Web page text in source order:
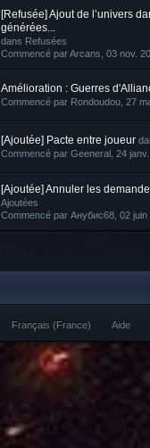
[Refusée] Ajout de l’univers
générées...
dans Refusées
Commencé parArcans , 03 nov.
Amélioration : Guerres
Commencé par Rondoudou , 27
[Ajoutée] Pacte entre joueur
Commencé par Geeneral , 24
[Ajoutée] Annuler les
Ajoutées
Commencé par Анубис68 , 02
Français (France) Aide